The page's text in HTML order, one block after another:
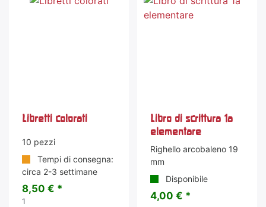
Libretti colorati
10 pezzi
Tempi di consegna:
circa 2-3 settimane
8,50 € *
1
Libro di scrittura 1a
elementare
Righello arcobaleno 19
mm
Disponibile
4,00 € *